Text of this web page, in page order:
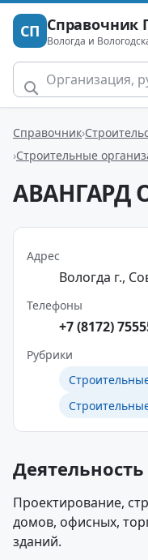
СП Справочник
Вологда и
Справочник
Строительные
АВАНГАРД
Адрес
Вологда г.,
Телефоны
+7 (8172)
Рубрики
Деятельность
Проектирование,
домов, офисных,
зданий.